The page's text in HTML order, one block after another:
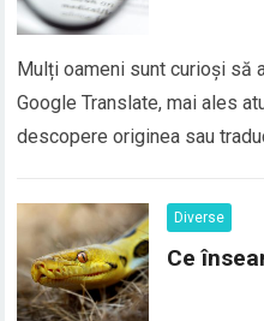
Mulți oameni sunt curioși să
Google Translate, mai ales
descopere originea sau
directă în Google Translate,
considerate elemente de
Diverse
Ce